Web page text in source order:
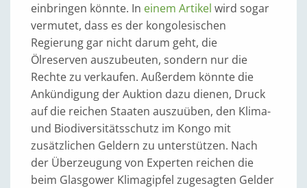
einbringen könnte. In einem Artikel wird sogar
vermutet, dass es der kongolesischen
Regierung gar nicht darum geht, die
Ölreserven auszubeuten, sondern nur die
Rechte zu verkaufen. Außerdem könnte die
Ankündigung der Auktion dazu dienen, Druck
auf die reichen Staaten auszuüben, den Klima-
und Biodiversitätsschutz im Kongo mit
zusätzlichen Geldern zu unterstützen. Nach
der Überzeugung von Experten reichen die
beim Glasgower Klimagipfel zugesagten Gelder